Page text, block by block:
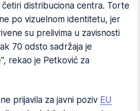
distribuciona centra. Torte
po vizuelnom identitetu, jer
su prelivima u zavisnosti
70 odsto sadržaja je
rekao je Petković za
prijavila za javni poziv EU